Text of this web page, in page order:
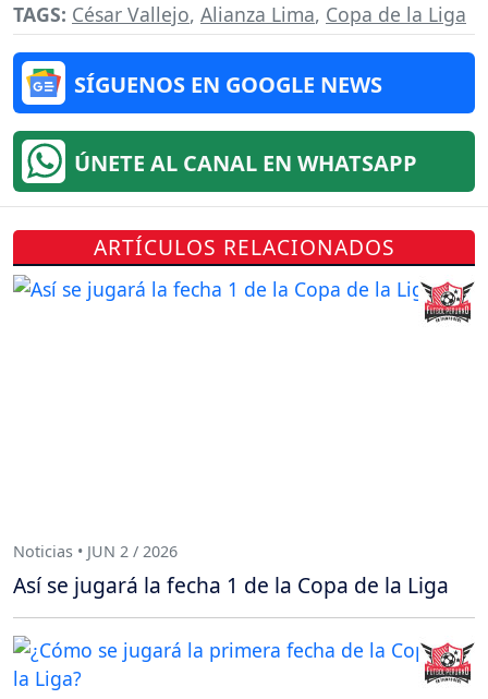
TAGS: César Vallejo, Alianza Lima, Copa de la Liga
SÍGUENOS EN GOOGLE NEWS
ÚNETE AL CANAL EN WHATSAPP
ARTÍCULOS RELACIONADOS
Noticias • JUN 2 / 2026
Así se jugará la fecha 1 de la Copa de la Liga